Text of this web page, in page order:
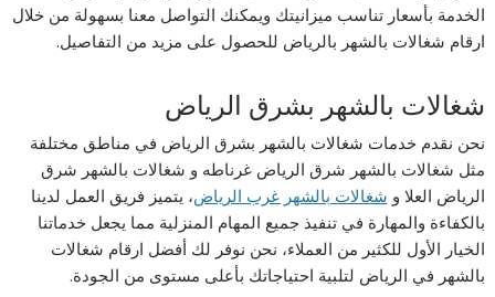
الخدمة بأسعار تناسب ميزانيتك ويمكنك التواصل معنا بسهولة من خلال
ارقام شغالات بالشهر بالرياض للحصول على مزيد من التفاصيل.
شغالات بالشهر بشرق الرياض
نحن نقدم خدمات شغالات بالشهر بشرق الرياض في مناطق مختلفة
مثل شغالات بالشهر شرق الرياض غرناطه و شغالات بالشهر شرق
الرياض العلا و شغالات بالشهر غرب الرياض، يتميز فريق العمل لدينا
بالكفاءة والمهارة في تنفيذ جميع المهام المنزلية مما يجعل خدماتنا
الخيار الأول للكثير من العملاء، نحن نوفر لك أفضل ارقام شغالات
بالشهر في الرياض لتلبية احتياجاتك بأعلى مستوى من الجودة.